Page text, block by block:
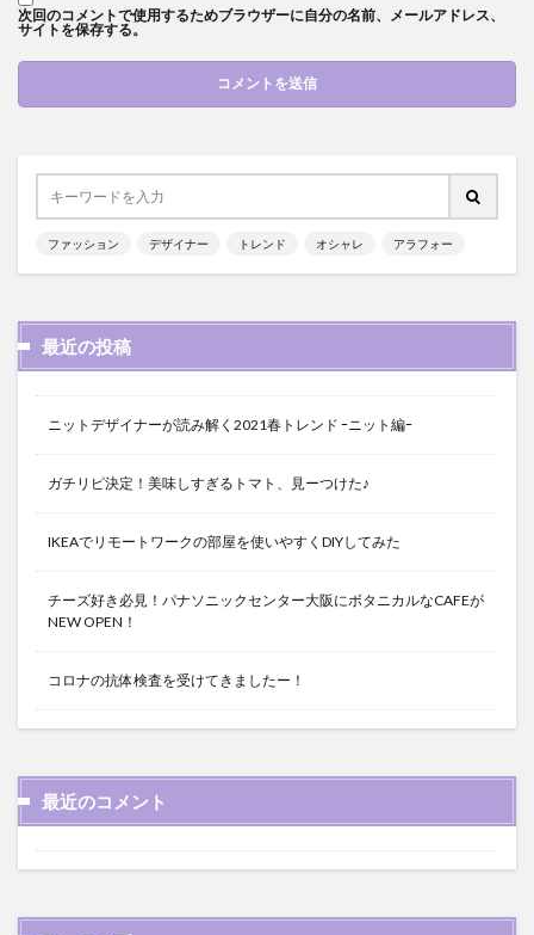
次回のコメントで使用するためブラウザーに自分の名前、メールアドレス、
サイトを保存する。
ファッション デザイナー トレンド オシャレ アラフォー
最近の投稿
ニットデザイナーが読み解く2021春トレンド ｰニット編ｰ
ガチリピ決定！美味しすぎるトマト、見ーつけた♪
IKEAでリモートワークの部屋を使いやすくDIYしてみた
チーズ好き必見！パナソニックセンター大阪にボタニカルなCAFEが
NEW OPEN！
コロナの抗体検査を受けてきましたー！
最近のコメント